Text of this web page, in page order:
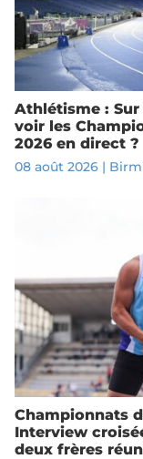
Athlétisme :
voir les
2026 en direct ?
08 août 2026|
Championnats
Interview
deux frères